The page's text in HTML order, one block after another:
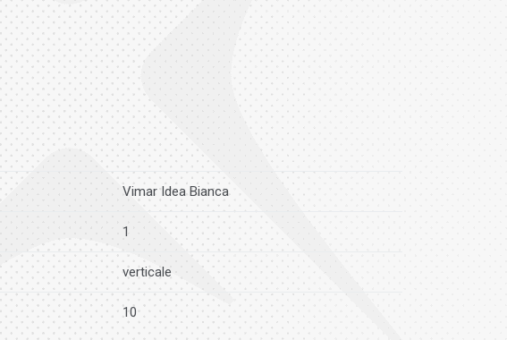
Vimar Idea Bianca
1
verticale
10